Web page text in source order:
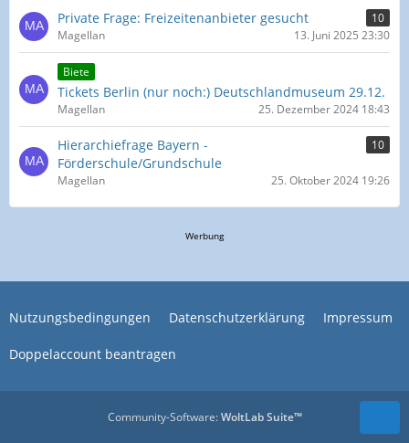
Private Frage: Freizeitenanbieter gesucht
10
Magellan
13. Juni 2025 23:30
Biete
Tickets Berlin (nur noch:) Deutschlandmuseum 29.12.
Magellan 25. Dezember 2024 18:43
Hierarchiefrage Bayern -
Förderschule/Grundschule
10
Magellan 25. Oktober 2024 19:26
Werbung
Nutzungsbedingungen Datenschutzerklärung Impressum
Doppelaccount beantragen
Community-Software:WoltLab Suite™